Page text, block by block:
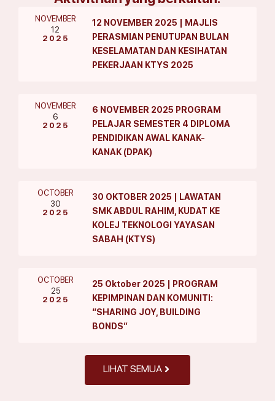
NOVEMBER
12
2025
12 NOVEMBER 2025 | MAJLIS
PERASMIAN PENUTUPAN BULAN
KESELAMATAN DAN KESIHATAN
PEKERJAAN KTYS 2025
NOVEMBER
6
2025
6 NOVEMBER 2025 PROGRAM
PELAJAR SEMESTER 4 DIPLOMA
PENDIDIKAN AWAL KANAK-
KANAK (DPAK)
OCTOBER
30
2025
30 OKTOBER 2025 | LAWATAN
SMK ABDUL RAHIM, KUDAT KE
KOLEJ TEKNOLOGI YAYASAN
SABAH (KTYS)
OCTOBER
25
2025
25 Oktober 2025 | PROGRAM
KEPIMPINAN DAN KOMUNITI:
“SHARING JOY, BUILDING
BONDS”
LIHAT SEMUA